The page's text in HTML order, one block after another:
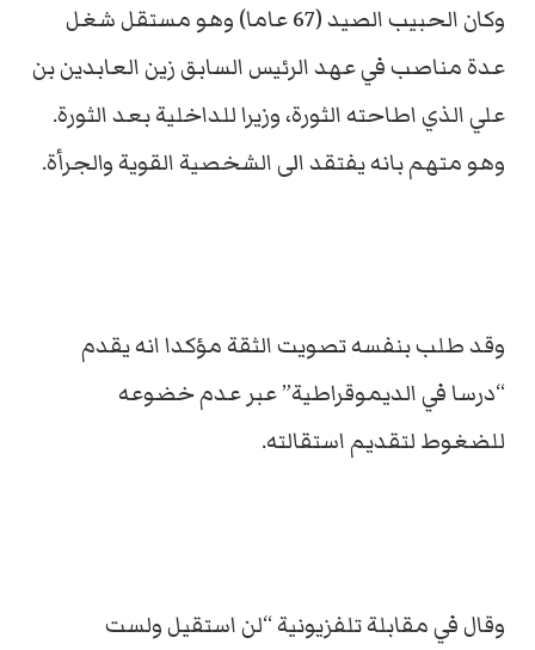
وكان الحبيب الصيد (67 عاما) وهو مستقل شغل
عدة مناصب في عهد الرئيس السابق زين العابدين بن
علي الذي اطاحته الثورة، وزيرا للداخلية بعد الثورة.
وهو متهم بانه يفتقد الى الشخصية القوية والجرأة.
وقد طلب بنفسه تصويت الثقة مؤكدا انه يقدم
“درسا في الديموقراطية” عبر عدم خضوعه
للضغوط لتقديم استقالته.
وقال في مقابلة تلفزيونية “لن استقيل ولست